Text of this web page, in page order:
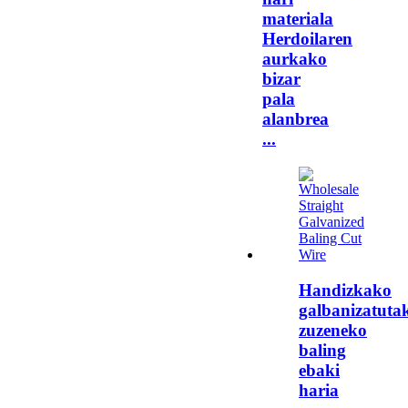
materiala
Herdoilaren
aurkako
bizar
pala
alanbrea
...
Handizkako
zuzeneko
baling
ebaki
haria